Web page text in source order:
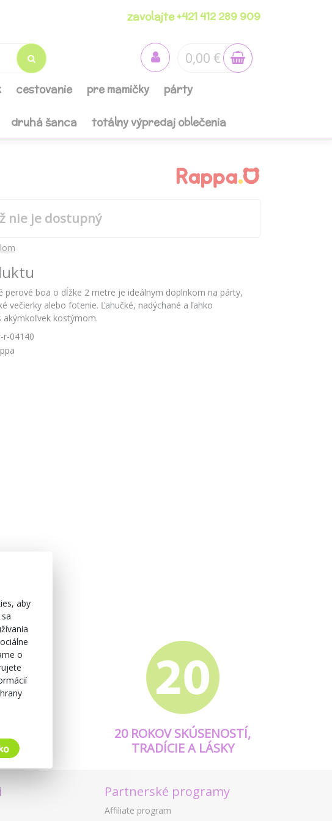
zavolajte +421 412 289 909
0,00 €
cestovanie pre mamičky párty
druhá šanca totálny výpredaj oblečenia
nie je dostupný
perové boa o dĺžke 2 metre je ideálnym doplnkom na párty,
večierky alebo fotenie. Ľahučké, nadýchané a ľahko
akýmkoľvek kostýmom.
r-04140
20 ROKOV SKÚSENOSTÍ,
TRADÍCIE A LÁSKY
Partnerské programy
Affiliate program
aby
o